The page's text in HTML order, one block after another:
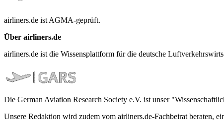
airliners.de ist AGMA-geprüft.
Über airliners.de
airliners.de ist die Wissensplattform für die deutsche
Die German Aviation Research Society e.V. ist unser
Unsere Redaktion wird zudem vom airliners.de-Fachbeirat beraten,